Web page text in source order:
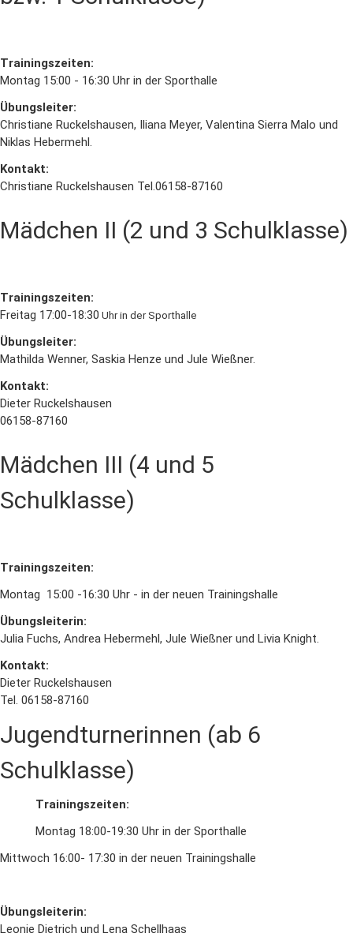
Trainingszeiten:
Montag 15:00 - 16:30 Uhr in der Sporthalle
Übungsleiter:
Christiane Ruckelshausen, Iliana Meyer, Valentina Sierra Malo und
Niklas Hebermehl.
Kontakt:
Christiane Ruckelshausen Tel.06158-87160
Mädchen II (2 und 3 Schulklasse)
Trainingszeiten:
Freitag 17:00-18:30 Uhr in der Sporthalle
Übungsleiter:
Mathilda Wenner, Saskia Henze und Jule Wießner.
Kontakt:
Dieter Ruckelshausen
06158-87160
Mädchen III (4 und 5
Schulklasse)
Trainingszeiten:
Montag 15:00 -16:30 Uhr - in der neuen Trainingshalle
Übungsleiterin:
Julia Fuchs, Andrea Hebermehl, Jule Wießner und Livia Knight.
Kontakt:
Dieter Ruckelshausen
Tel. 06158-87160
Jugendturnerinnen (ab 6
Schulklasse)
Trainingszeiten:
Montag 18:00-19:30 Uhr in der Sporthalle
Mittwoch 16:00- 17:30 in der neuen Trainingshalle
Übungsleiterin:
Leonie Dietrich und Lena Schellhaas